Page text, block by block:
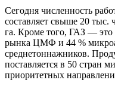
Сегодня численность
составляет свыше 20
га. Кроме того, ГАЗ —
рынка ЦМФ и 44 %
среднетоннажников.
поставляется в 50 стран
приоритетных